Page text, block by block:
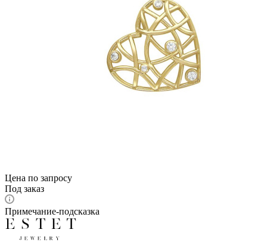
Цена по запросу
Под заказ
Примечание-подсказка